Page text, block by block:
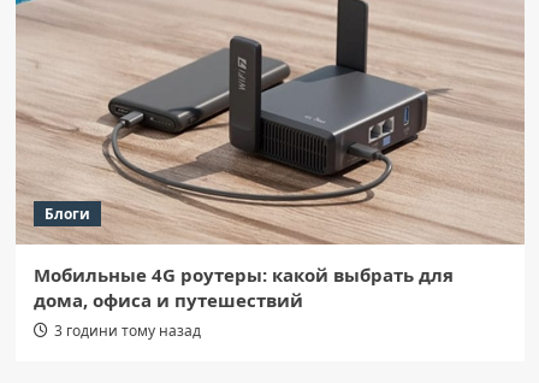
Блоги
Мобильные 4G роутеры: какой выбрать для
дома, офиса и путешествий
3 години тому назад